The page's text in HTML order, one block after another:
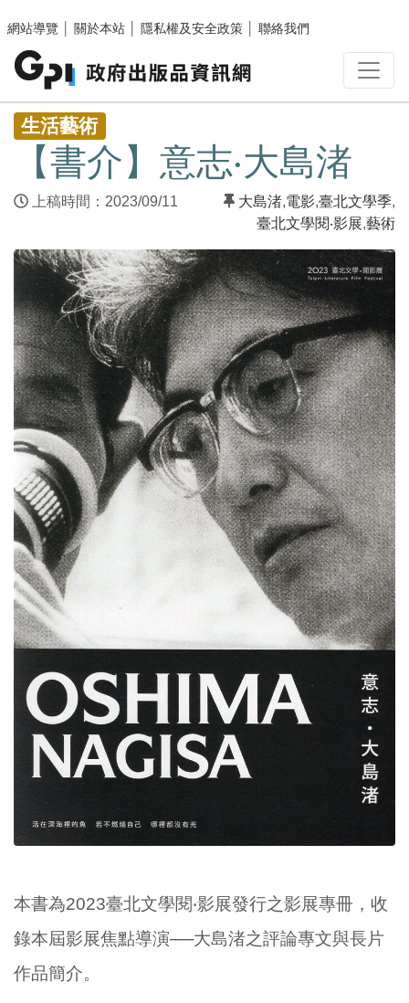
網站導覽
關於本站 隱私權及安全政策 聯絡我們
:::
生活藝術
【書介】意志‧大島渚
上稿時間：2023/09/11 大島渚,電影,臺北文學季,
臺北文學閱‧影展,藝術
本書為2023臺北文學閱‧影展發行之影展專冊，收
錄本屆影展焦點導演──大島渚之評論專文與長片
作品簡介。